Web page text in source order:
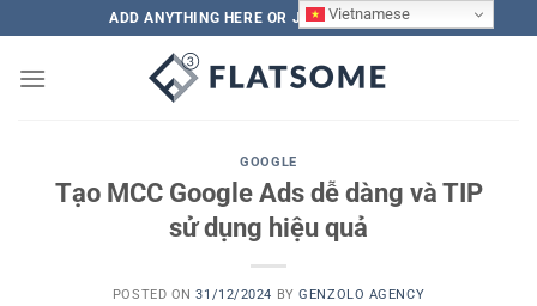
ADD ANYTHING HERE OR JUST REMOVE IT...
GOOGLE
Tạo MCC Google Ads dễ dàng và TIP
sử dụng hiệu quả
POSTED ON31/12/2024 BYGENZOLO AGENCY
Vietnamese